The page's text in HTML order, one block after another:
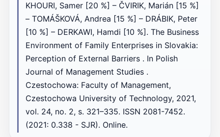
KHOURI, Samer [20 %] – ČVIRIK, Marián [15 %]
– TOMÁŠKOVÁ, Andrea [15 %] – DRÁBIK, Peter
[10 %] – DERKAWI, Hamdi [10 %]. The Business
Environment of Family Enterprises in Slovakia:
Perception of External Barriers . In Polish
Journal of Management Studies .
Czestochowa: Faculty of Management,
Czestochowa University of Technology, 2021,
vol. 24, no. 2, s. 321–335. ISSN 2081-7452.
(2021: 0.338 - SJR). Online.